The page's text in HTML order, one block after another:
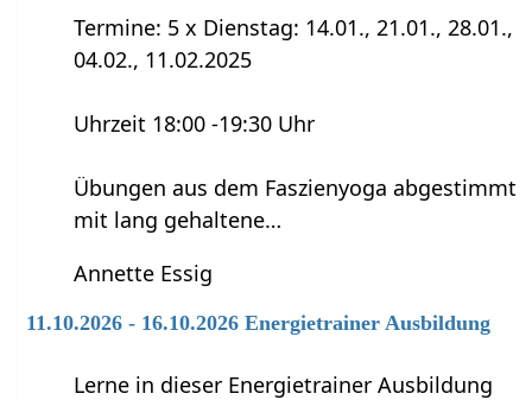
Termine: 5 x Dienstag: 14.01., 21.01., 28.01.,
04.02., 11.02.2025
Uhrzeit 18:00 -19:30 Uhr
Übungen aus dem Faszienyoga abgestimmt
mit lang gehaltene…
Annette Essig
11.10.2026 - 16.10.2026 Energietrainer Ausbildung
Lerne in dieser Energietrainer Ausbildung